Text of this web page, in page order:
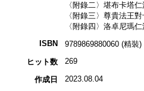
〈附錄二〉堪布卡塔
〈附錄三〉尊貴法王
〈附錄四〉洛卓尼瑪
ISBN
9789869880060 (精裝)
ヒット数
269
作成日 2023.08.04